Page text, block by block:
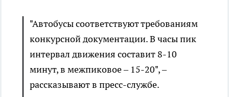
"Автобусы соответствуют требованиям
конкурсной документации. В часы пик
интервал движения составит 8-10
минут, в межпиковое – 15-20", –
рассказывают в пресс-службе.